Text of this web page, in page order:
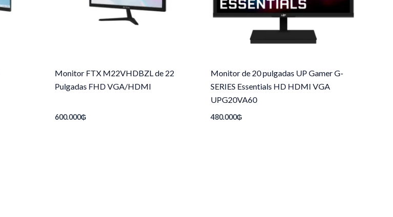
Monitor FTX M22VHDBZL de 22
Pulgadas FHD VGA/HDMI
600.000₲
Monitor de 20 pulgadas UP Gamer G-
SERIES Essentials HD HDMI VGA
UPG20VA60
480.000₲